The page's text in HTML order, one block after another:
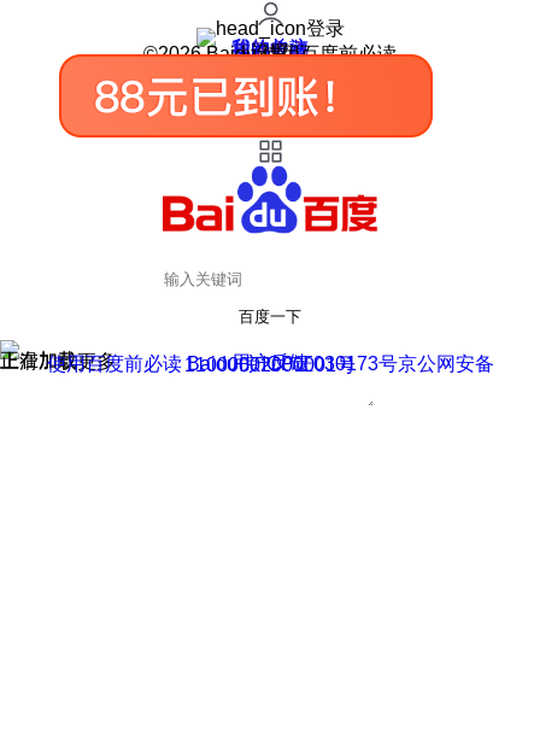
登录
我的关注
我的收藏
皮肤中心
用户反馈
设置
©2026 Baidu 使用百度前必读
百度一下
正在加载
上滑加载更多 用户反馈
使用百度前必读 Baidu 京ICP证030173号
京公网安备11000002000001号